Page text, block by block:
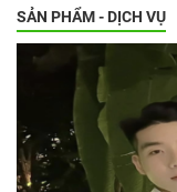
SẢN PHẨM - DỊCH VỤ